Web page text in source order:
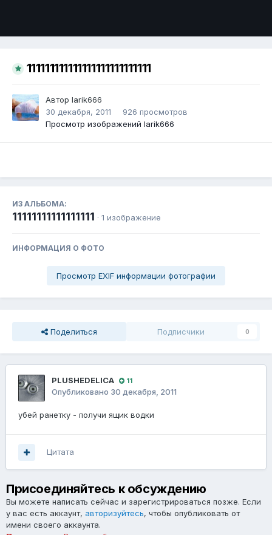
111111111111111111111111111
Автор larik666
30 декабря, 2011
926 просмотров
Просмотр изображений larik666
ИЗ АЛЬБОМА:
11111111111111111 · 1 изображение
ИНФОРМАЦИЯ О ФОТО
Просмотр EXIF информации фотографии
Поделиться Подписчики 0
PLUSHEDELICA 11
Опубликовано 30 декабря, 2011
убей ранетку - получи ящик водки
Цитата
Присоединяйтесь к обсуждению
Вы можете написать сейчас и зарегистрироваться позже. Если
у вас есть аккаунт, авторизуйтесь, чтобы опубликовать от
имени своего аккаунта.